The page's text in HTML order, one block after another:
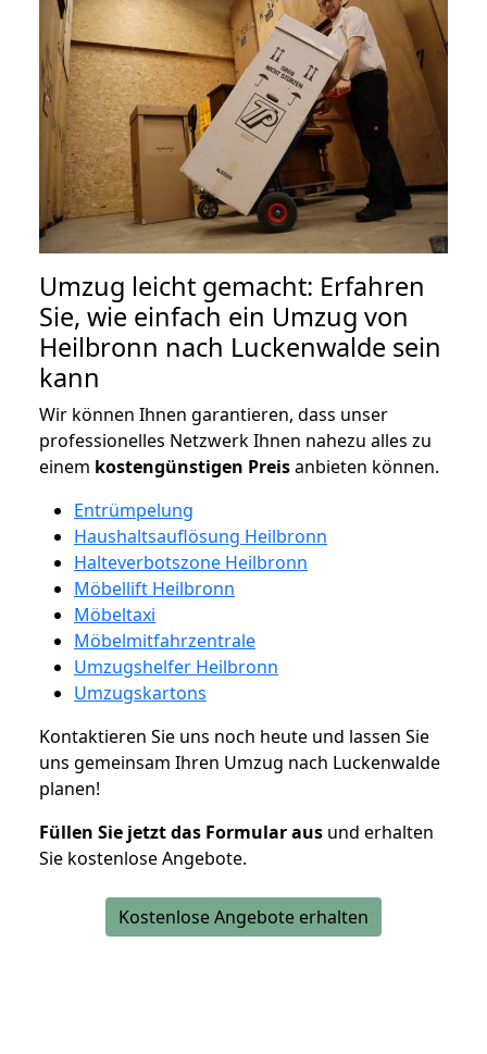
Umzug leicht gemacht: Erfahren
Sie, wie einfach ein Umzug von
Heilbronn nach Luckenwalde sein
kann
Wir können Ihnen garantieren, dass unser
professionelles Netzwerk Ihnen nahezu alles zu
einem kostengünstigen Preisanbieten können.
Entrümpelung
Haushaltsauflösung Heilbronn
Halteverbotszone Heilbronn
Möbellift Heilbronn
Möbeltaxi
Möbelmitfahrzentrale
Umzugshelfer Heilbronn
Umzugskartons
Kontaktieren Sie uns noch heute und lassen Sie
uns gemeinsam Ihren Umzug nach Luckenwalde
planen!
Füllen Sie jetzt das Formular aus und erhalten
Sie kostenlose Angebote.
Kostenlose Angebote erhalten